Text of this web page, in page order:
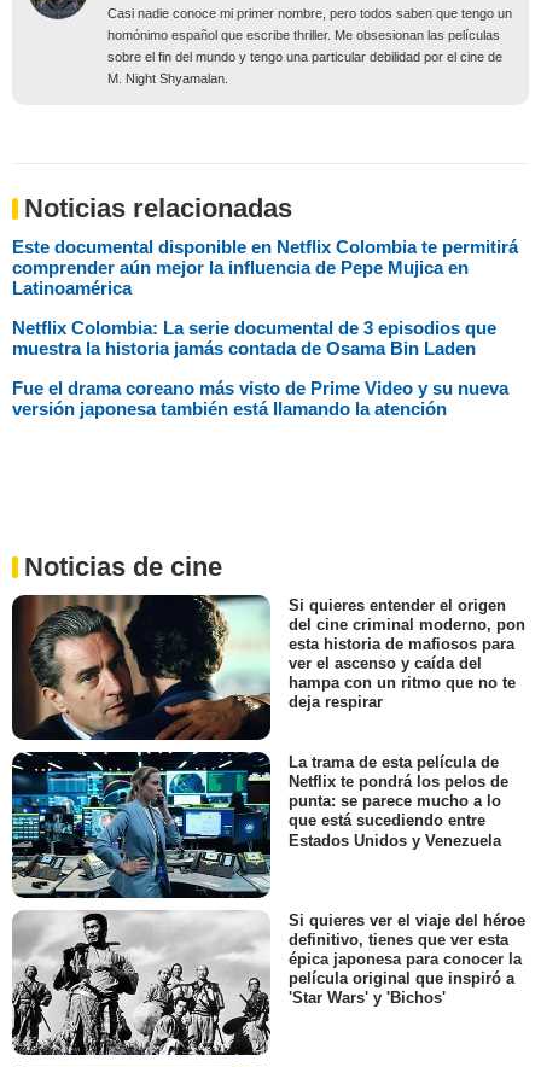
Casi nadie conoce mi primer nombre, pero todos saben que tengo un
homónimo español que escribe thriller. Me obsesionan las películas
sobre el fin del mundo y tengo una particular debilidad por el cine de
M. Night Shyamalan.
Noticias relacionadas
Este documental disponible en Netflix Colombia te permitirá
comprender aún mejor la influencia de Pepe Mujica en
Latinoamérica
Netflix Colombia: La serie documental de 3 episodios que
muestra la historia jamás contada de Osama Bin Laden
Fue el drama coreano más visto de Prime Video y su nueva
versión japonesa también está llamando la atención
Noticias de cine
Si quieres entender el origen
del cine criminal moderno, pon
esta historia de mafiosos para
ver el ascenso y caída del
hampa con un ritmo que no te
deja respirar
La trama de esta película de
Netflix te pondrá los pelos de
punta: se parece mucho a lo
que está sucediendo entre
Estados Unidos y Venezuela
Si quieres ver el viaje del héroe
definitivo, tienes que ver esta
épica japonesa para conocer la
película original que inspiró a
'Star Wars' y 'Bichos'